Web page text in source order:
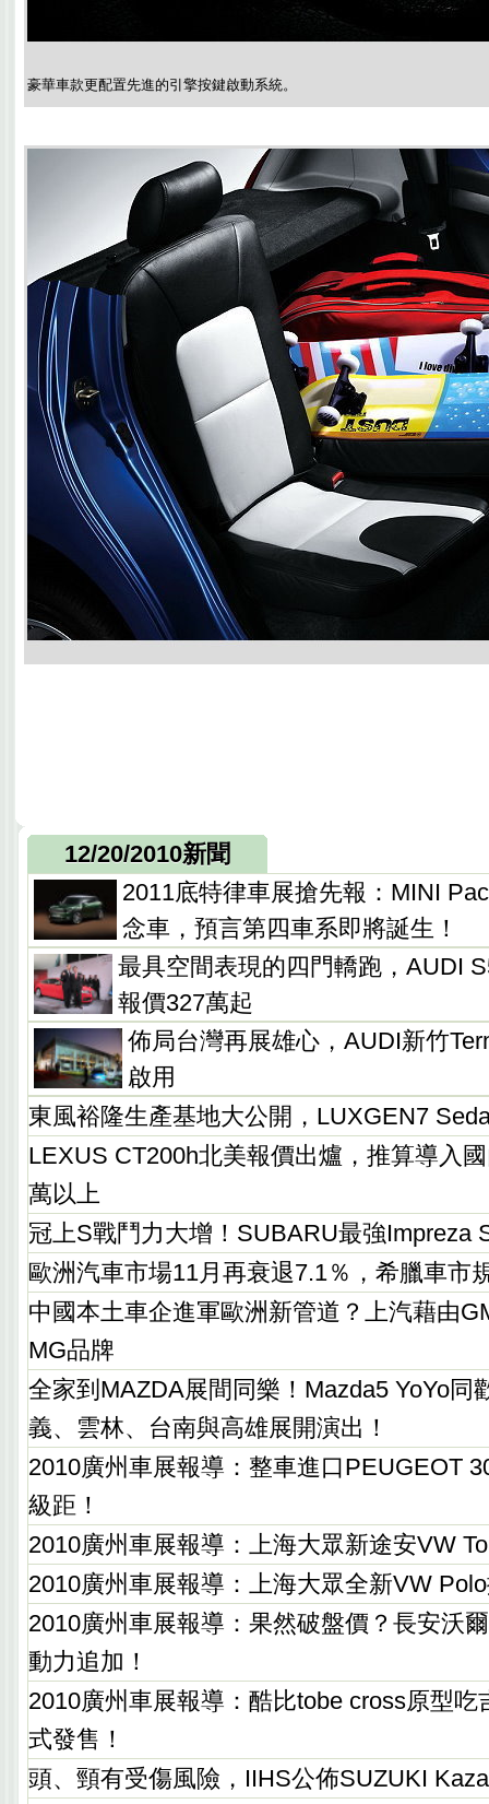
豪華車款更配置先進的引擎按鍵啟動系統。
12/20/2010新聞
2011底特律車展搶先報：MINI
念車，預言第四車系即將誕生！
最具空間表現的四門轎跑，AUDI
報價327萬起
佈局台灣再展雄心，AUDI新竹
啟用
東風裕隆生產基地大公開，LUXGEN7
LEXUS CT200h北美報價出爐，推算導入
萬以上
冠上S戰鬥力大增！SUBARU最強Impreza
歐洲汽車市場11月再衰退7.1％，希臘車市
中國本土車企進軍歐洲新管道？上汽藉由
MG品牌
全家到MAZDA展間同樂！Mazda5 YoYo同
義、雲林、台南與高雄展開演出！
2010廣州車展報導：整車進口PEUGEOT
級距！
2010廣州車展報導：上海大眾新途安VW
2010廣州車展報導：上海大眾全新VW
2010廣州車展報導：果然破盤價？長安沃
動力追加！
2010廣州車展報導：酷比tobe cross原型吃
式發售！
頭、頸有受傷風險，IIHS公佈SUZUKI